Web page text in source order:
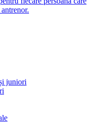
juniori